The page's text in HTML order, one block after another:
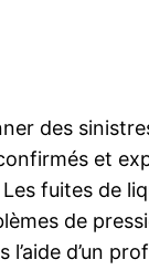
des
et
fuites de
de
d’un